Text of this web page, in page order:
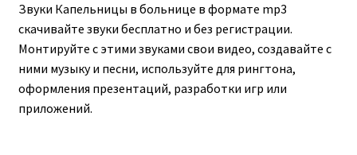
Звуки Капельницы в больнице в формате mp3
скачивайте звуки бесплатно и без регистрации.
Монтируйте с этими звуками свои видео, создавайте с
ними музыку и песни, используйте для рингтона,
оформления презентаций, разработки игр или
приложений.